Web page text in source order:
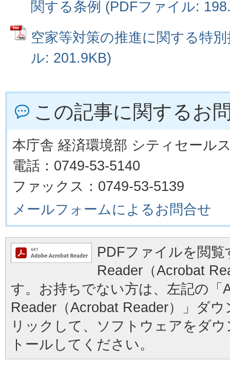
関する条例 (PDFファイル:
空家等対策の推進に関する特
ル: 201.9KB)
この記事に関するお
本庁舎 経済環境部 シティセール
電話：0749-53-5140
ファックス：0749-53-5139
メールフォームによるお問合せ
PDFファイルを閲
Reader（Acrobat
す。お持ちでない方は、左記の「
Reader（Acrobat Reader）」ダ
リックして、ソフトウェアをダ
トールしてください。